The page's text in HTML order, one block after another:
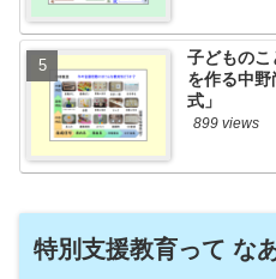
子どもの
を作る中野
式」
899 views
特別支援教育って な